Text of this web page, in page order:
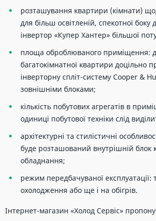
розташування квартири (кімнати)
для більш освітленій, спекотної
інвертор «Купер Хантер» більшої
площа оброблюваного приміщення:
багатокімнатної квартири доцільно
інверторну спліт-систему Cooper &
зовнішніми блоками;
кількість побутових агрегатів в
одиниці побутової техніки слід
архітектурні та стилістичні
буде розташований внутрішній блок
обладнання;
режим передбачуваної експлуатації:
охолодження або ще і на обігрів.
Інтернет-магазин «Холод Сервіс»